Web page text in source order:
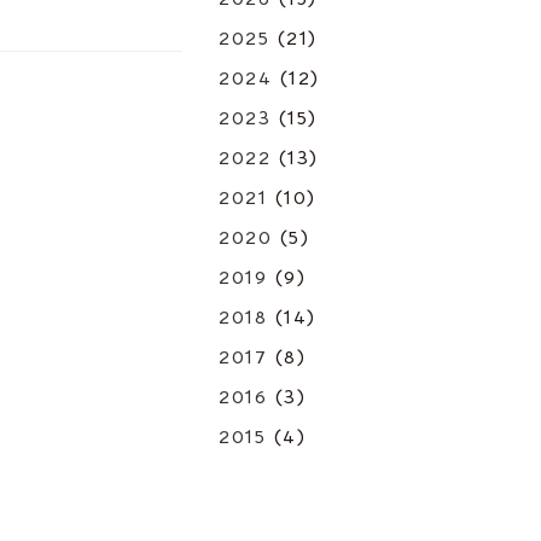
2025 (21)
2024 (12)
2023 (15)
2022 (13)
2021 (10)
2020 (5)
2019 (9)
2018 (14)
2017 (8)
2016 (3)
2015 (4)